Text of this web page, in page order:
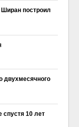
Ширан построил
двухмесячного
10 лет